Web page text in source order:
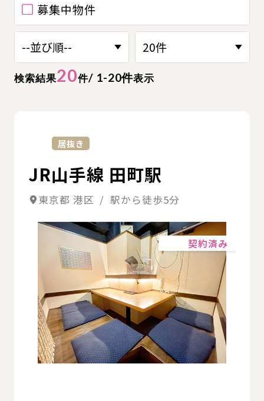
検索結果20件/ 1-20件表示
募集中物件
居抜き
JR山手線 田町駅
東京都 港区 / 駅から徒歩5分
契約済み